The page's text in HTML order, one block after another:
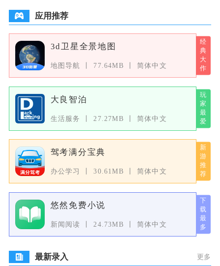
应用推荐
3d卫星全景地图
地图导航 77.64MB 简体中文
大良智泊
生活服务 27.27MB 简体中文
驾考满分宝典
办公学习 30.61MB 简体中文
悠然免费小说
新闻阅读 24.73MB 简体中文
最新录入 更多